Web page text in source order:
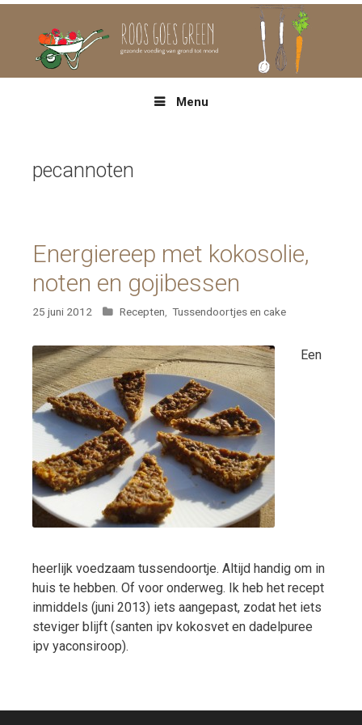
Menu
pecannoten
Energiereep met kokosolie,
noten en gojibessen
25 juni 2012 Categorieën
Recepten, Tussendoortjes en cake
Een
heerlijk voedzaam tussendoortje. Altijd handig om in
huis te hebben. Of voor onderweg. Ik heb het recept
inmiddels (juni 2013) iets aangepast, zodat het iets
steviger blijft (santen ipv kokosvet en dadelpuree
ipv yaconsiroop).